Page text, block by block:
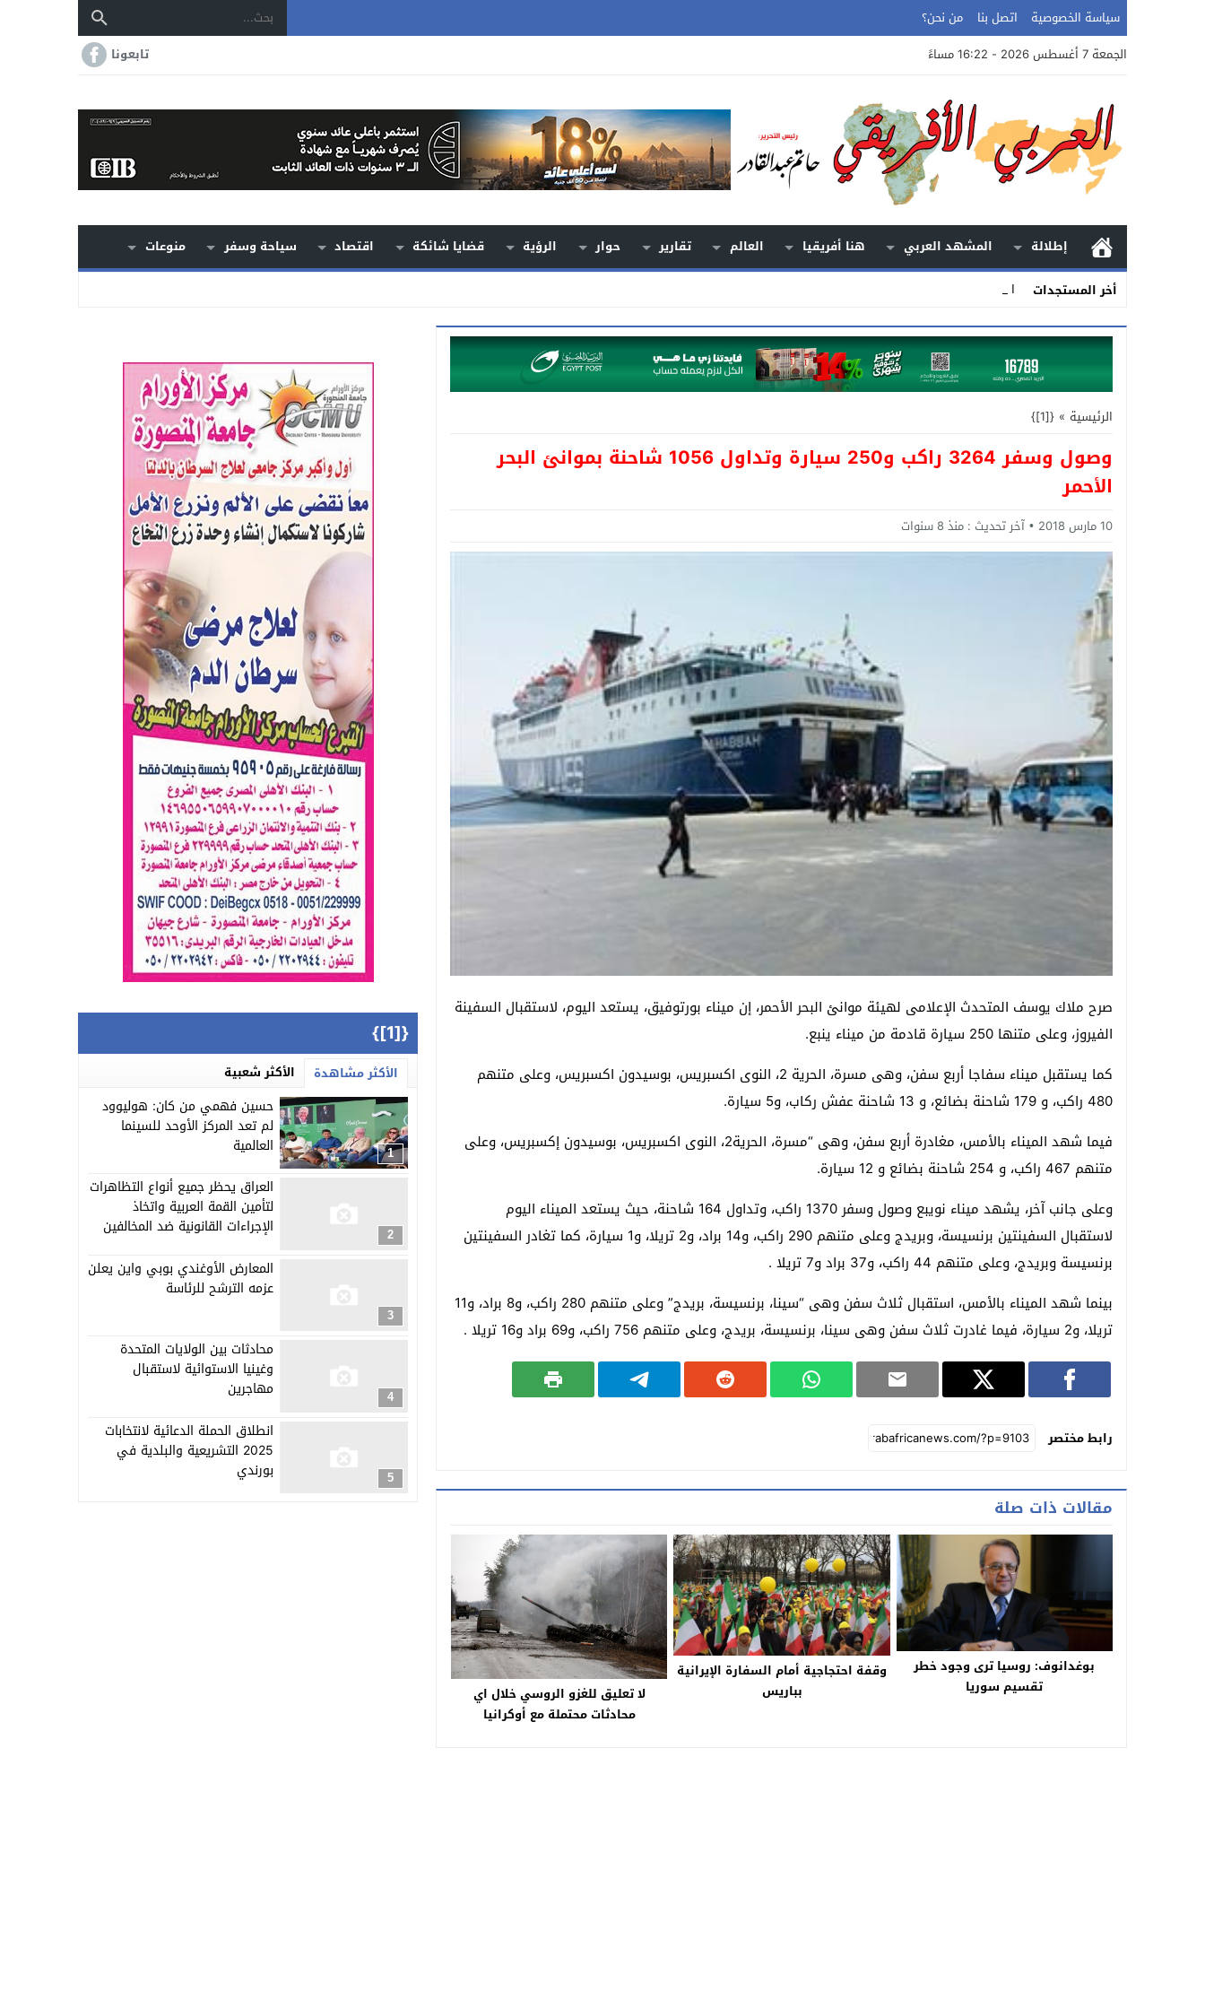
سياسة الخصوصية اتصل بنا
من نحن؟
الجمعة 7 أغسطس 2026 - 16:22 مساءً
تابعونا
إطلالة المشهد العربي هنا أفريقيا العالم تقارير حوار الرؤية قضايا شائكة اقتصاد سياحة وسفر
منوعات
أخر المستجدات
الأرض.. الح _
Stop
Previous
Next
الرئيسية »
{[1]}
وصول وسفر 3264 راكب و250 سيارة وتداول 1056 شاحنة بموانئ البحر
الأحمر
10 مارس 2018 آخر تحديث : منذ 8 سنوات
صرح ملاك يوسف المتحدث الإعلامى لهيئة موانئ البحر الأحمر، إن ميناء بورتوفيق، يستعد اليوم، لاستقبال السفينة
الفيروز، وعلى متنها 250 سيارة قادمة من ميناء ينبع.
كما يستقبل ميناء سفاجا أربع سفن، وهى مسرة، الحرية 2، النوى اكسبريس، بوسيدون اكسبريس، وعلى متنهم
480 راكب، و 179 شاحنة بضائع، و 13 شاحنة عفش ركاب، و5 سيارة.
فيما شهد الميناء بالأمس، مغادرة أربع سفن، وهى “مسرة، الحرية2، النوى اكسبريس، بوسيدون إكسبريس، وعلى
متنهم 467 راكب، و 254 شاحنة بضائع و 12 سيارة.
وعلى جانب آخر، يشهد ميناء نويبع وصول وسفر 1370 راكب، وتداول 164 شاحنة، حيث يستعد الميناء اليوم
لاستقبال السفينتين برنسيسة، وبريدج وعلى متنهم 290 راكب، و14 براد، و2 تريلا، و1 سيارة، كما تغادر السفينتين
برنسيسة وبريدج، وعلى متنهم 44 راكب، و37 براد و7 تريلا .
بينما شهد الميناء بالأمس، استقبال ثلاث سفن وهى “سينا، برنسيسة، بريدج” وعلى متنهم 280 راكب، و8 براد، و11
تريلا، و2 سيارة، فيما غادرت ثلاث سفن وهى سينا، برنسيسة، بريدج، وعلى متنهم 756 راكب، و69 براد و16 تريلا .
رابط مختصر
مقالات ذات صلة
بوغدانوف: روسيا ترى وجود خطر
تقسيم سوريا
وقفة احتجاجية أمام السفارة الإيرانية
بباريس
لا تعليق للغزو الروسي خلال اي
محادثات محتملة مع أوكرانيا
{[1]}
الأكثر مشاهدة الأكثر شعبية
1
حسين فهمي من كان: هوليوود
لم تعد المركز الأوحد للسينما
العالمية
2
العراق يحظر جميع أنواع التظاهرات
لتأمين القمة العربية واتخاذ
الإجراءات القانونية ضد المخالفين
3
المعارض الأوغندي بوبي واين يعلن
عزمه الترشح للرئاسة
4
محادثات بين الولايات المتحدة
وغينيا الاستوائية لاستقبال
مهاجرين
5
انطلاق الحملة الدعائية لانتخابات
2025 التشريعية والبلدية في
بورندي